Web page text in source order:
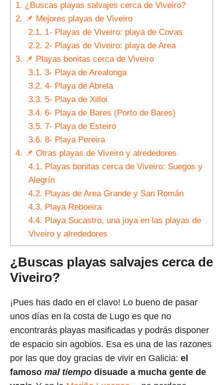
1. ¿Buscas playas salvajes cerca de Viveiro?
2. 📌 Mejores playas de Viveiro
2.1. 1- Playas de Viveiro: playa de Covas
2.2. 2- Playas de Viveiro: playa de Area
3. 📌 Playas bonitas cerca de Viveiro
3.1. 3- Playa de Arealonga
3.2. 4- Playa de Abrela
3.3. 5- Playa de Xilloi
3.4. 6- Playa de Bares (Porto de Bares)
3.5. 7- Playa de Esteiro
3.6. 8- Playa Pereira
4. 📌 Otras playas de Viveiro y alrededores
4.1. Playas bonitas cerca de Viveiro: Suegos y
Alegrín
4.2. Playas de Area Grande y San Román
4.3. Playa Reboeira
4.4. Playa Sucastro, una joya en las playas de
Viveiro y alrededores
¿Buscas playas salvajes cerca de
Viveiro?
¡Pues has dado en el clavo! Lo bueno de pasar
unos días en la costa de Lugo es que no
encontrarás playas masificadas y podrás disponer
de espacio sin agobios. Esa es una de las razones
por las que doy gracias de vivir en Galicia: el
famoso mal tiempo disuade a mucha gente de